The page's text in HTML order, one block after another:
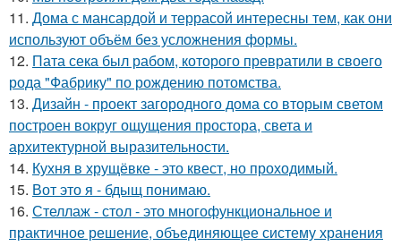
11. Дома с мансардой и террасой интересны тем, как они
используют объём без усложнения формы.
12. Пата сека был рабом, которого превратили в своего
рода "Фабрику" по рождению потомства.
13. Дизайн - проект загородного дома со вторым светом
построен вокруг ощущения простора, света и
архитектурной выразительности.
14. Кухня в хрущёвке - это квест, но проходимый.
15. Вот это я - бдыщ понимаю.
16. Стеллаж - стол - это многофункциональное и
практичное решение, объединяющее систему хранения